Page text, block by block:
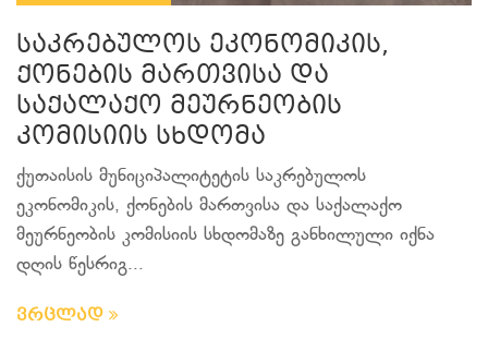
საკრებულოს ეკონომიკის,
ქონების მართვისა და
საქალაქო მეურნეობის
კომისიის სხდომა
ქუთაისის მუნიციპალიტეტის საკრებულოს
ეკონომიკის, ქონების მართვისა და საქალაქო
მეურნეობის კომისიის სხდომაზე განხილული იქნა
დღის წესრიგ...
ვრცლად